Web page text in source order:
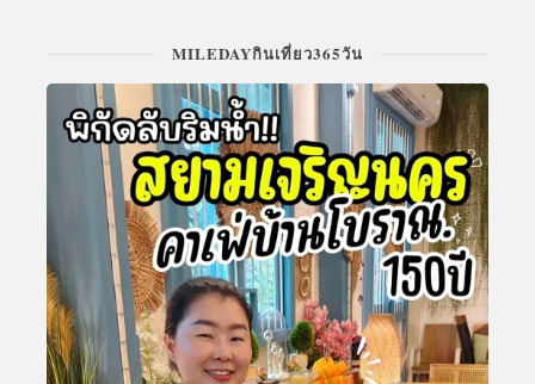
MILEDAYกินเที่ยว365วัน